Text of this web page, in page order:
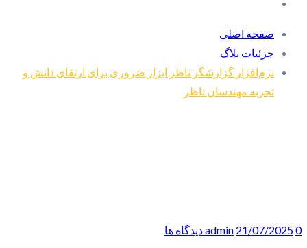
صفحه اصلی
جزئیات بلاگ
نرم‌افزار گزارشگر ناظر ابزار ضروری برای ارتقای دانش و
تجربه مهندسان ناظر
admin 21/07/20250 دیدگاه ها